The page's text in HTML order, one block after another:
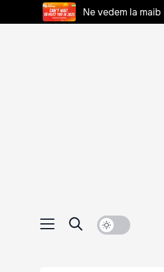
Ne vedem la